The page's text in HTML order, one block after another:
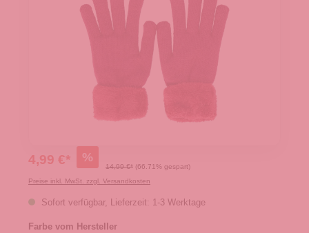
4,99 €* %
14,99 €* (66.71% gespart)
Preise inkl. MwSt. zzgl. Versandkosten
Sofort verfügbar, Lieferzeit: 1-3 Werktage
Farbe vom Hersteller